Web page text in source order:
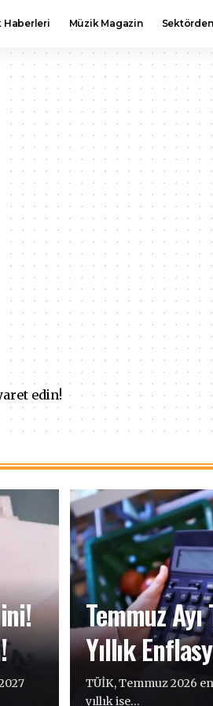
Haberleri Müzik Magazin
edin!
Temmuz
Yıllık
TÜİK, Temmuz 2026
yıllık ise…